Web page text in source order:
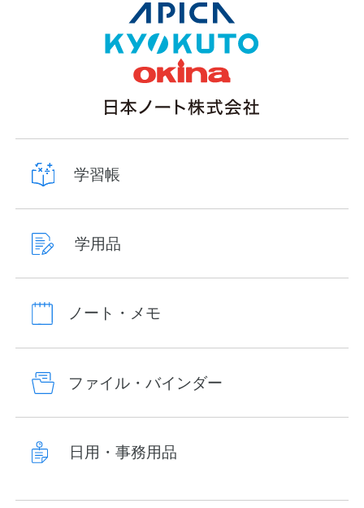
学習帳
学用品
ノート・メモ
ファイル・バインダー
日用・事務用品